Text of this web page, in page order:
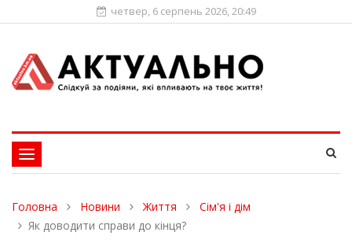
четвер, 6 серпень 2026, 20:49
Toggle
navigation
Головна Новини Життя
Сім'я і дім
Як доводити справи до кінця?